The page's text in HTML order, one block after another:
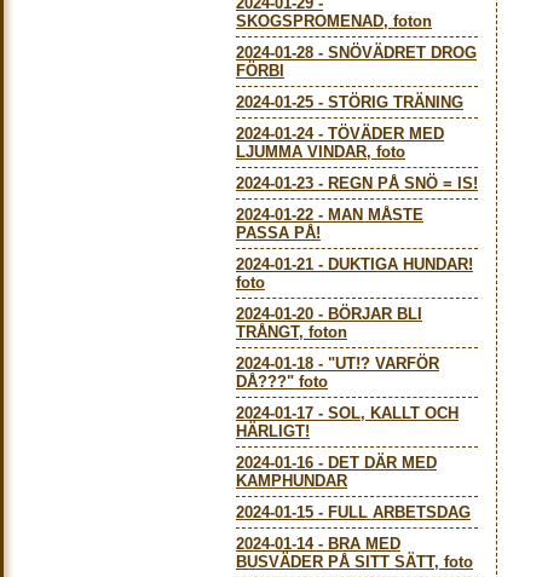
SKOGSPROMENAD, foton
2024-01-28 - SNÖVÄDRET DROG
FÖRBI
2024-01-25 - STÖRIG TRÄNING
2024-01-24- TÖVÄDER MED
LJUMMA VINDAR, foto
2024-01-23 - REGN PÅ SNÖ = IS!
2024-01-22 - MAN MÅSTE
PASSA PÅ!
2024-01-21 - DUKTIGA HUNDAR!
foto
2024-01-20 - BÖRJAR BLI
TRÅNGT, foton
2024-01-18 - "UT!? VARFÖR
DÅ???" foto
2024-01-17 - SOL, KALLT OCH
HÄRLIGT!
2024-01-16 - DET DÄR MED
KAMPHUNDAR
2024-01-15 - FULL ARBETSDAG
2024-01-14- BRA MED
BUSVÄDER PÅ SITT SÄTT, foto